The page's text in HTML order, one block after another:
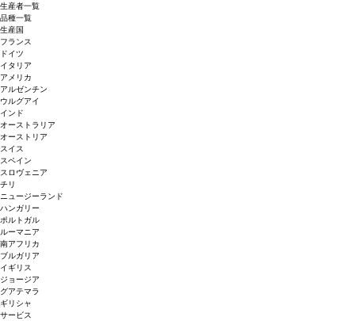
生産者一覧
品種一覧
生産国
フランス
ドイツ
イタリア
アメリカ
アルゼンチン
ウルグアイ
インド
オーストラリア
オーストリア
スイス
スペイン
スロヴェニア
チリ
ニュージーランド
ハンガリー
ポルトガル
ルーマニア
南アフリカ
ブルガリア
イギリス
ジョージア
グアテマラ
ギリシャ
サービス